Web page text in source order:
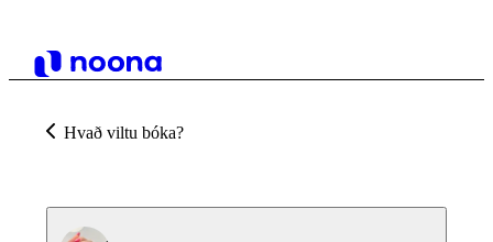
Hvað viltu bóka?